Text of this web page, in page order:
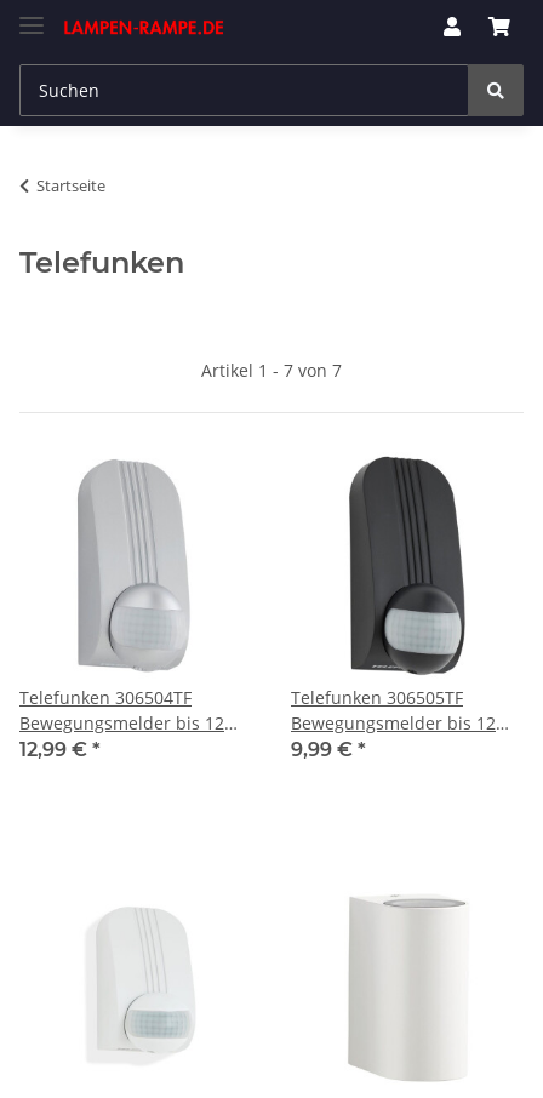
Startseite
Telefunken
Artikel 1 - 7 von 7
Telefunken 306504TF
Bewegungsmelder bis 12
Meter Silber Eckmontage
12,99 € *
Telefunken 306505TF
Bewegungsmelder bis 12
Meter Schwarz Eckmontage
9,99 € *